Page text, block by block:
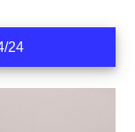
24